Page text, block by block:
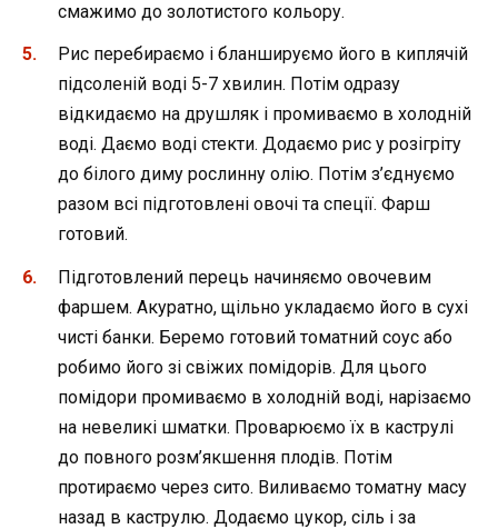
смажимо до золотистого кольору.
Рис перебираємо і бланшируємо його в киплячій
підсоленій воді 5-7 хвилин. Потім одразу
відкидаємо на друшляк і промиваємо в холодній
воді. Даємо воді стекти. Додаємо рис у розігріту
до білого диму рослинну олію. Потім з’єднуємо
разом всі підготовлені овочі та спеції. Фарш
готовий.
Підготовлений перець начиняємо овочевим
фаршем. Акуратно, щільно укладаємо його в сухі
чисті банки. Беремо готовий томатний соус або
робимо його зі свіжих помідорів. Для цього
помідори промиваємо в холодній воді, нарізаємо
на невеликі шматки. Проварюємо їх в каструлі
до повного розм’якшення плодів. Потім
протираємо через сито. Виливаємо томатну масу
назад в каструлю. Додаємо цукор, сіль і за